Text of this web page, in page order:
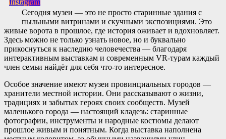
Сегодня музеи — это не просто старинные здания с
пыльными витринами и скучными экспозициями. Это
живые ворота в прошлое, где история оживает и вдохновляет.
Здесь можно не только узнать новое, но и буквально
прикоснуться к наследию человечества — благодаря
интерактивным выставкам и современным VR-турам каждый
член семьи найдёт для себя что-то интересное.
Особое значение имеют музеи провинциальных городов —
хранители местной истории. Они рассказывают о жизни,
традициях и забытых героях своих сообществ. Музей
маленького города — настоящий кладезь: старинные
фотографии, инструменты и народные костюмы делают
прошлое живым и понятным. Когда выставка наполнена